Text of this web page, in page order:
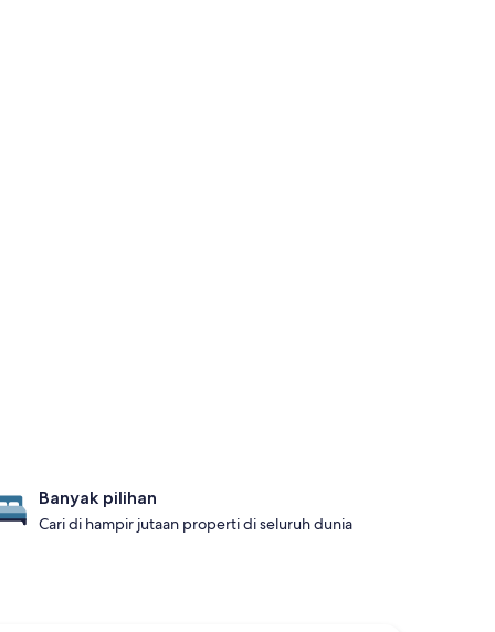
Banyak pilihan
Cari di hampir jutaan properti di seluruh dunia